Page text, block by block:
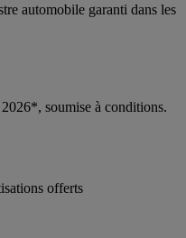
automobile garanti dans les
soumise à conditions.
offerts